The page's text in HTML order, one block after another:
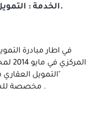
الخدمة : التمويل العقاري لمحدودي الدخل.
في اطار مبادرة
"التمويل العقاري
مخصصة للسكن والمعلن عنها من الدولة .